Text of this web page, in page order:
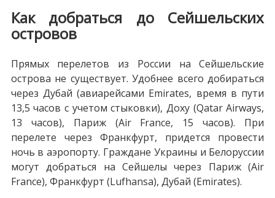
Как добраться до Сейшельских
островов
Прямых перелетов из России на Сейшельские
острова не существует. Удобнее всего добираться
через Дубай (авиарейсами Emirates, время в пути
13,5 часов с учетом стыковки), Доху (Qatar Airways,
13 часов), Париж (Air France, 15 часов). При
перелете через Франкфурт, придется провести
ночь в аэропорту. Граждане Украины и Белоруссии
могут добраться на Сейшелы через Париж (Air
France), Франкфурт (Lufhansa), Дубай (Emirates).